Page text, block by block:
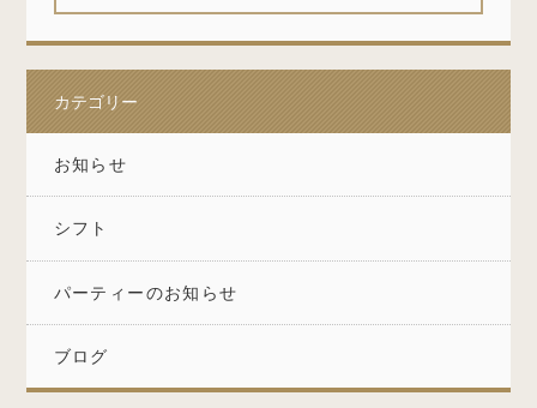
カテゴリー
お知らせ
シフト
パーティーのお知らせ
ブログ